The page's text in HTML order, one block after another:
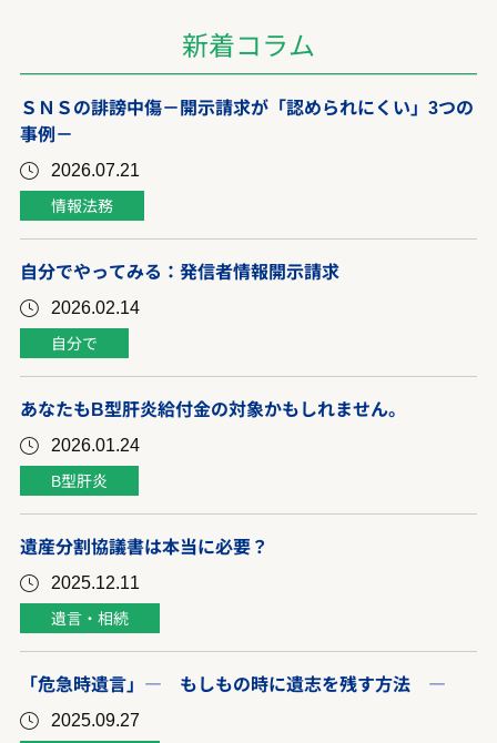
新着コラム
ＳＮＳの誹謗中傷－開示請求が「認められにくい」3つの
事例－
2026.07.21
情報法務
自分でやってみる：発信者情報開示請求
2026.02.14
自分で
あなたもB型肝炎給付金の対象かもしれません。
2026.01.24
B型肝炎
遺産分割協議書は本当に必要？
2025.12.11
遺言・相続
「危急時遺言」― もしもの時に遺志を残す方法 ―
2025.09.27